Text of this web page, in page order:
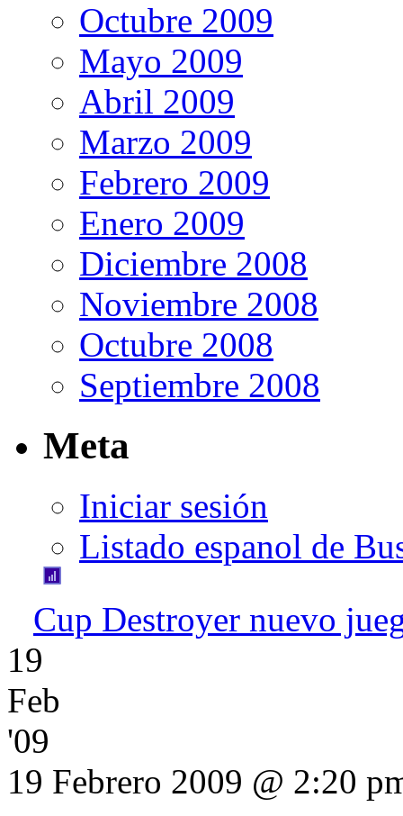
Octubre 2009
Mayo 2009
Abril 2009
Marzo 2009
Febrero 2009
Enero 2009
Diciembre 2008
Noviembre 2008
Octubre 2008
Septiembre 2008
Meta
Iniciar sesión
Listado espanol de
Cup Destroyer nuevo
19
Feb
'09
19 Febrero 2009 @ 2:20